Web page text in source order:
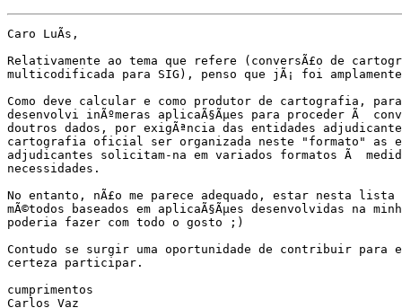
Caro LuÃ­s,
Relativamente ao tema que refere (conversÃ£o de
multicodificada para SIG), penso que jÃ¡ foi
Como deve calcular e como produtor de cartografia,
desenvolvi inÃºmeras aplicaÃ§Ãµes para proceder Ã
doutros dados, por exigÃªncia das entidades
cartografia oficial ser organizada neste "formato" as
adjudicantes solicitam-na em variados formatos Ã
necessidades.
No entanto, nÃ£o me parece adequado, estar nesta
mÃ©todos baseados em aplicaÃ§Ãµes desenvolvidas na
poderia fazer com todo o gosto ;)
Contudo se surgir uma oportunidade de contribuir para
certeza participar.
cumprimentos
Carlos Vaz